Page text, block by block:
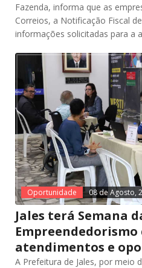
Fazenda, informa que as
Correios, a Notificação Fiscal
informações solicitadas para a a
Oportunidade 08 de Agosto,
Jales terá Semana
atendimentos e
A Prefeitura de Jales, por meio